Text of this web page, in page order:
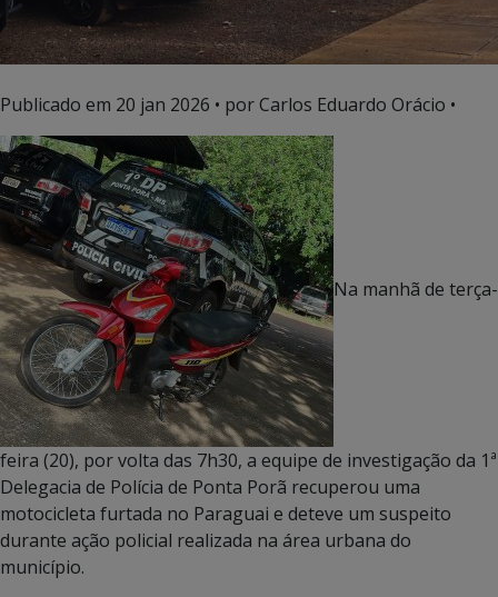
Publicado em 20 jan 2026 • por Carlos Eduardo Orácio •
Na manhã de terça-
feira (20), por volta das 7h30, a equipe de investigação da 1ª
Delegacia de Polícia de Ponta Porã recuperou uma
motocicleta furtada no Paraguai e deteve um suspeito
durante ação policial realizada na área urbana do
município.